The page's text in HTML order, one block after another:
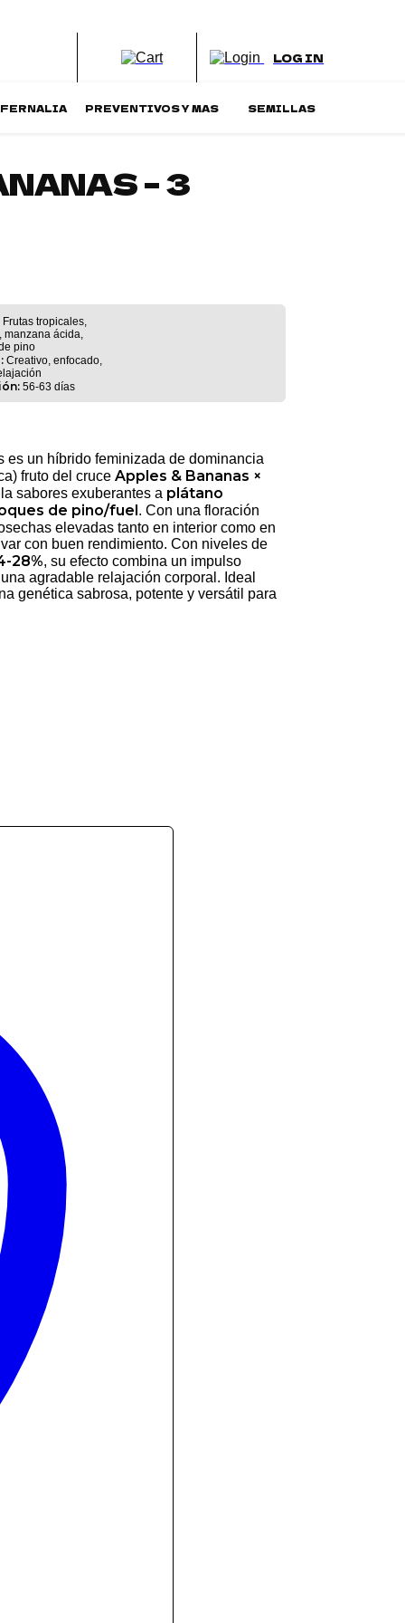
LOG IN
PREVENTIVOS Y MAS SEMILLAS
– 3
Frutas tropicales,
manzana ácida,
pino
Creativo, enfocado,
56-63 días
es un híbrido feminizada de dominancia
fruto del cruce Apples & Bananas ×
sabores exuberantes a plátano
de pino/fuel . Con una floración
elevadas tanto en interior como en
con buen rendimiento. Con niveles de
28%, su efecto combina un impulso
agradable relajación corporal. Ideal
genética sabrosa, potente y versátil para